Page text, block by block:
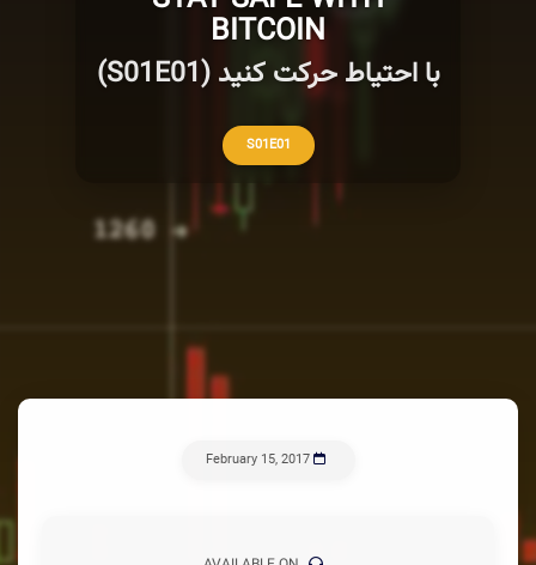
BITCOIN
با احتیاط حرکت کنید (S01E01)
S01E01
February 15, 2017